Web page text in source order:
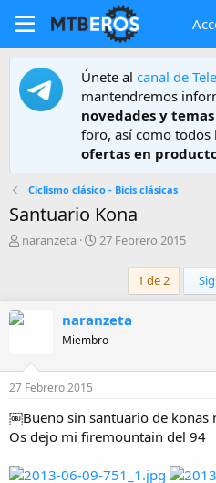
Únete al canal de
mantendremos
novedades y
foro, así como todos
ofertas en
Ciclismo clásico - Bicis clásicas
Santuario Kona
A
naranzeta
F
d
e
n
i
o
27 Febrero 2015
1 de 2
naranzeta
Miembro
27 Febrero 2015
￼Bueno sin santuario de konas
Os dejo mi firemountain del 94